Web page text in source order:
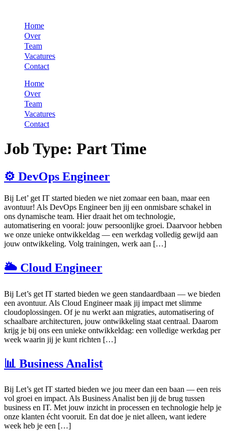
contentHome
Over
Team
Vacatures
Contact
Home
Over
Team
Vacatures
Contact
Job Type: Part Time
⚙️ DevOps Engineer
Bij Let’ get IT started bieden we niet zomaar een baan, maar een
avontuur! Als DevOps Engineer ben jij een onmisbare schakel in
ons dynamische team. Hier draait het om technologie,
automatisering en vooral: jouw persoonlijke groei. Daarvoor hebben
we onze unieke ontwikkeldag — een werkdag volledig gewijd aan
jouw ontwikkeling. Volg trainingen, werk aan […]
🌥 Cloud Engineer
Bij Let’s get IT started bieden we geen standaardbaan — we bieden
een avontuur. Als Cloud Engineer maak jij impact met slimme
cloudoplossingen. Of je nu werkt aan migraties, automatisering of
schaalbare architecturen, jouw ontwikkeling staat centraal. Daarom
krijg je bij ons een unieke ontwikkeldag: een volledige werkdag per
week waarin jij je kunt richten […]
📊 Business Analist
Bij Let’s get IT started bieden we jou meer dan een baan — een reis
vol groei en impact. Als Business Analist ben jij de brug tussen
business en IT. Met jouw inzicht in processen en technologie help je
onze klanten écht vooruit. En dat doe je niet alleen, want iedere
week heb je een […]